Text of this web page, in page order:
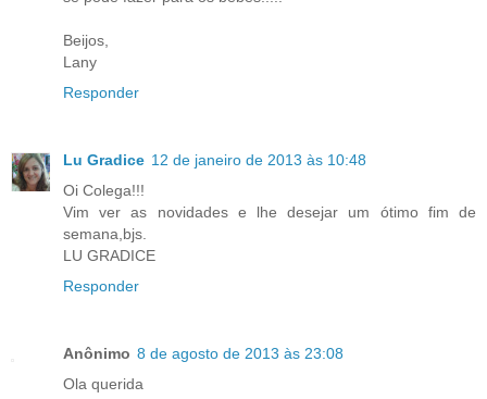
Beijos,
Lany
Responder
Lu Gradice 12 de janeiro de 2013 às 10:48
Oi Colega!!!
Vim ver as novidades e lhe desejar um ótimo fim de
semana,bjs.
LU GRADICE
Responder
Anônimo 8 de agosto de 2013 às 23:08
Ola querida